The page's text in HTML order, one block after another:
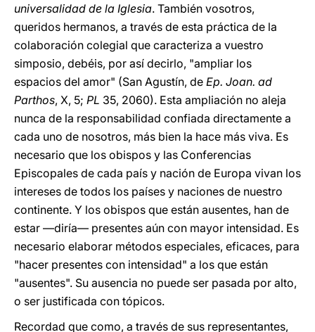
universalidad de la Iglesia. También vosotros,
queridos hermanos, a través de esta práctica de la
colaboración colegial que caracteriza a vuestro
simposio, debéis, por así decirlo, "ampliar los
espacios del amor" (San Agustín, de Ep. Joan. ad
Parthos, X, 5; PL 35, 2060). Esta ampliación no aleja
nunca de la responsabilidad confiada directamente a
cada uno de nosotros, más bien la hace más viva. Es
necesario que los obispos y las Conferencias
Episcopales de cada país y nación de Europa vivan los
intereses de todos los países y naciones de nuestro
continente. Y los obispos que están ausentes, han de
estar —diría— presentes aún con mayor intensidad. Es
necesario elaborar métodos especiales, eficaces, para
"hacer presentes con intensidad" a los que están
"ausentes". Su ausencia no puede ser pasada por alto,
o ser justificada con tópicos.
Recordad que como, a través de sus representantes,